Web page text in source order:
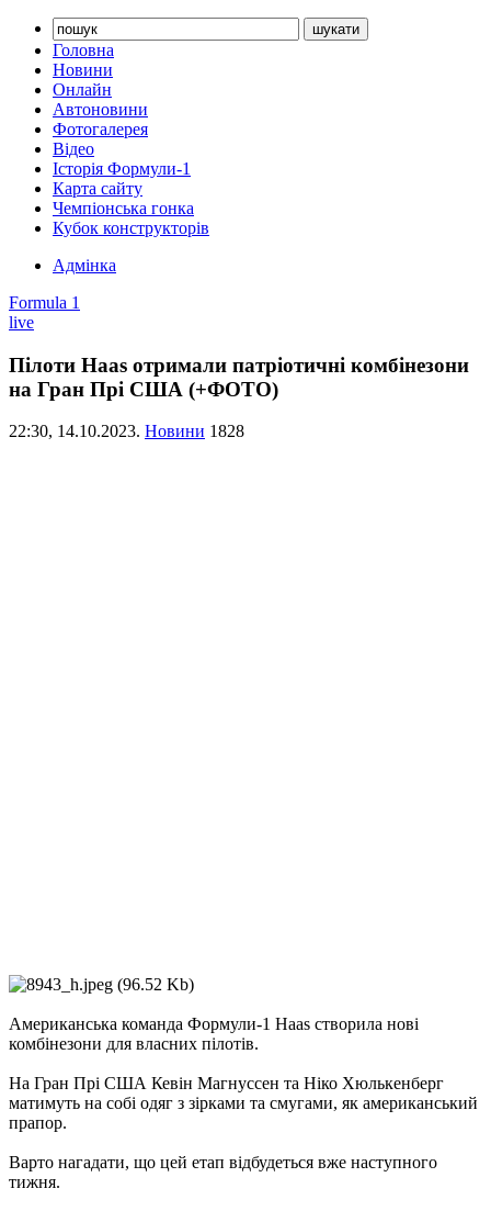
Головна
Новини
Онлайн
Автоновини
Фотогалерея
Відео
Історія Формули-1
Карта сайту
Чемпіонська гонка
Кубок конструкторів
Адмінка
Formula 1
live
Пілоти Haas отримали патріотичні комбінезони
на Гран Прі США (+ФОТО)
22:30, 14.10.2023. Новини 1828
Американська команда Формули-1 Haas створила нові
комбінезони для власних пілотів.
На Гран Прі США Кевін Магнуссен та Ніко Хюлькенберг
матимуть на собі одяг з зірками та смугами, як американський
прапор.
Варто нагадати, що цей етап відбудеться вже наступного
тижня.